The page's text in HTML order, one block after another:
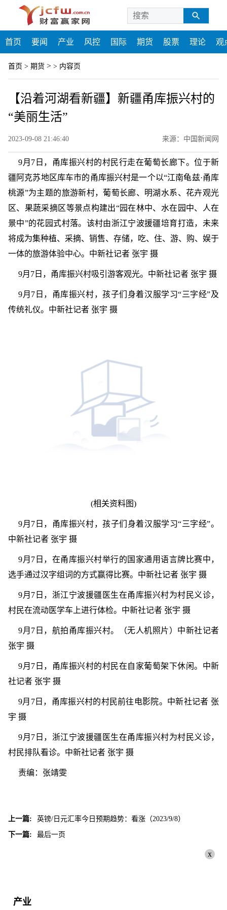
首页 要闻 产业 风控 国际 期货 股票 理论 观
首页 > 期货 > > 内容页
【沿着河湖看新疆】新疆甬库振兴村的
“美丽生活”
2023-09-08 21:46:40 来源：中国新闻网
9月7日，甬库振兴村的村民行走在葡萄长廊下。位于新
疆阿克苏地区库车市的甬库振兴村是一个以“江南龟兹·甬库
桃源”为主题的旅游新村，葡萄长廊、明湖水系、花卉观光
区、果蔬采摘区等景点构建出“园在林中、水在园中、人在
景中”的花园式村落。该村由浙江宁波援疆培育打造，未来
将成为集种植、采摘、销售、存储，吃、住、游、购、娱于
一体的旅游体验中心。中新社记者 张宇 摄
9月7日，甬库振兴村吸引游客观光。中新社记者 张宇 摄
9月7日，甬库振兴村，孩子们身着汉服学习“三字经”及
传统礼仪。中新社记者 张宇 摄
(相关资料图)
9月7日，甬库振兴村，孩子们身着汉服学习“三字经”。
中新社记者 张宇 摄
9月7日，在甬库振兴村举行的国家通用语言牌比赛中，
选手通过汉字组词的方式赢得比赛。中新社记者 张宇 摄
9月7日，浙江宁波援疆医生在甬库振兴村为村民义诊，
村民在流动医学车上进行体检。中新社记者 张宇 摄
9月7日，航拍甬库振兴村。（无人机照片）中新社记者
张宇 摄
9月7日，甬库振兴村的村民在自家葡萄架下休闲。中新
社记者 张宇 摄
9月7日，甬库振兴村的村民前往电影院。中新社记者 张
宇 摄
9月7日，浙江宁波援疆医生在甬库振兴村为村民义诊，
村民排队看诊。中新社记者 张宇 摄
责编：张靖雯
上一篇: 英镑/日元汇率今日预期趋势：看涨（2023/9/8）
下一篇: 最后一页
x
产业